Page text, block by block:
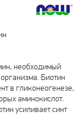
необходимый
Биотин
в гликонеогенезе,
аминокислот.
усиливает синт